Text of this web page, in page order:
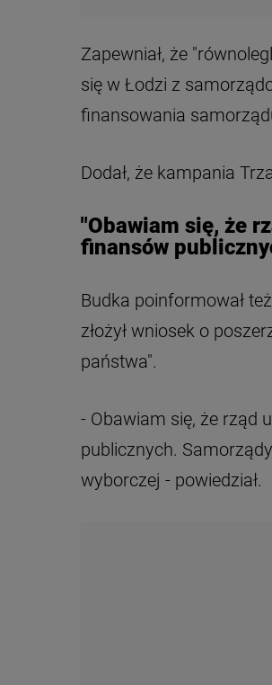
Zapewniał, że
się w Łodzi z
finansowania
Dodał, że kampania
"Obawiam się, że
finansów
Budka poinformował
złożył wniosek o
państwa".
- Obawiam się, że rząd
publicznych.
wyborczej - powiedział.